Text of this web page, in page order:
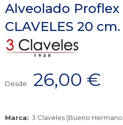
Alveolado Proflex
CLAVELES 20 cm.
Desde 26,00 €
Marca: 3 Claveles (Bueno